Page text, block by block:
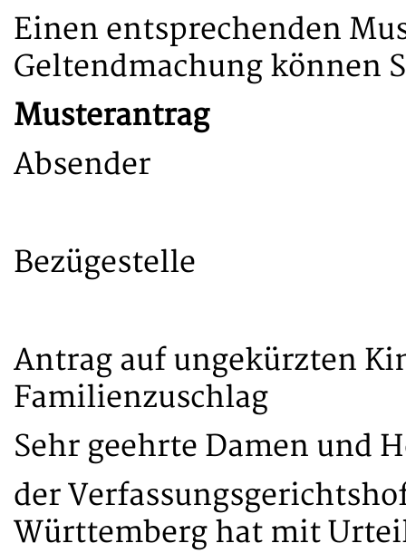
Einen entsprechenden
Geltendmachung können
Musterantrag
Absender
Bezügestelle
Antrag auf ungekürzten
Familienzuschlag
Sehr geehrte Damen und
der
Württemberg hat mit Urteil